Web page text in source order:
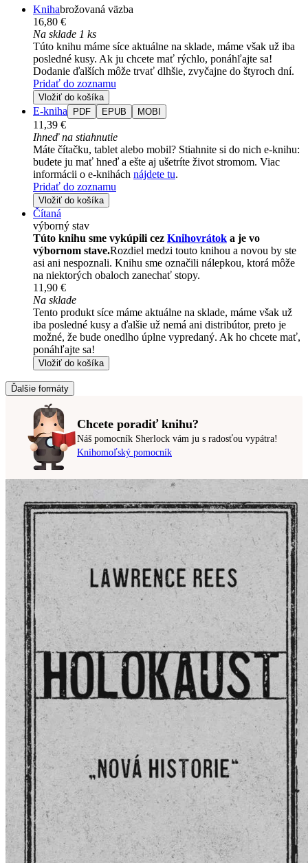
Knihabrožovaná väzba
16,80 €
Na sklade 1 ks
Túto knihu máme síce aktuálne na sklade, máme však už iba
posledné kusy. Ak ju chcete mať rýchlo, ponáhľajte sa!
Dodanie ďalších môže trvať dlhšie, zvyčajne do štyroch dní.
Pridať do zoznamu
Vložiť do košíka
E-kniha PDF EPUB MOBI
11,39 €
Ihneď na stiahnutie
Máte čítačku, tablet alebo mobil? Stiahnite si do nich e-knihu:
budete ju mať hneď a ešte aj ušetríte život stromom. Viac
informácii o e-knihách nájdete tu.
Pridať do zoznamu
Vložiť do košíka
Čítaná
výborný stav
Túto knihu sme vykúpili cez Knihovrátok a je vo
výbornom stave.Rozdiel medzi touto knihou a novou by ste
asi ani nespoznali. Knihu sme označili nálepkou, ktorá môže
na niektorých obaloch zanechať stopy.
11,90 €
Na sklade
Tento produkt síce máme aktuálne na sklade, máme však už
iba posledné kusy a ďalšie už nemá ani distribútor, preto je
možné, že bude onedlho úplne vypredaný. Ak ho chcete mať,
ponáhľajte sa!
Vložiť do košíka
Ďalšie formáty
Chcete poradiť knihu?
Náš pomocník Sherlock vám ju s radosťou vypátra!
Knihomoľský pomocník